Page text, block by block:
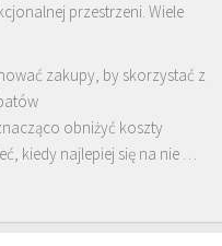
przestrzeni. Wiele
zakupy, by skorzystać z
obniżyć koszty
kiedy najlepiej się na nie …